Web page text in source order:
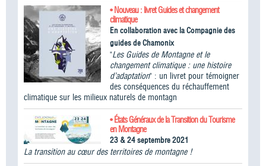
• Nouveau : livret Guides et changement
climatique
En collaboration avec la Compagnie des
guides de Chamonix
"Les Guides de Montagne et le
changement climatique : une histoire
d’adaptation" : un livret pour témoigner
des conséquences du réchauffement
climatique sur les milieux naturels de montagn
• États Généraux de la Transition du Tourisme
en Montagne
23 & 24 septembre 2021
La transition au cœur des territoires de montagne !